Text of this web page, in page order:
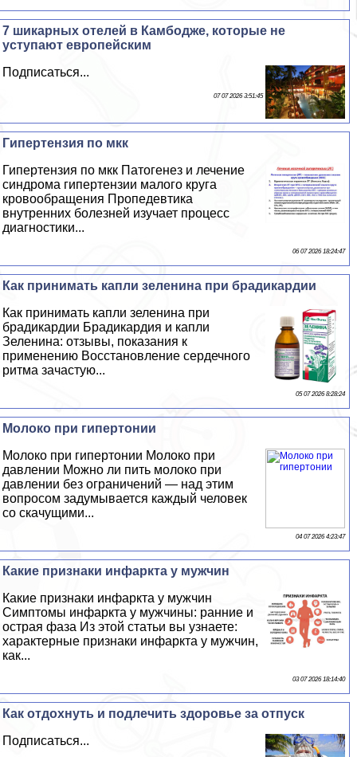
7 шикарных отелей в Камбодже, которые не
уступают европейским
Подписаться...
07 07 2026 3:51:45
Гипертензия по мкк
Гипертензия по мкк Патогенез и лечение
синдрома гипертензии малого круга
кровообращения Пропедевтика
внутренних болезней изучает процесс
диагностики...
06 07 2026 18:24:47
Как принимать капли зеленина при брадикардии
Как принимать капли зеленина при
брадикардии Брадикардия и капли
Зеленина: отзывы, показания к
применению Восстановление сердечного
ритма зачастую...
05 07 2026 8:28:24
Молоко при гипертонии
Молоко при гипертонии Молоко при
давлении Можно ли пить молоко при
давлении без ограничений — над этим
вопросом задумывается каждый человек
со скачущими...
04 07 2026 4:23:47
Какие признаки инфаркта у мужчин
Какие признаки инфаркта у мужчин
Симптомы инфаркта у мужчины: ранние и
острая фаза Из этой статьи вы узнаете:
хаpaктерные признаки инфаркта у мужчин,
как...
03 07 2026 18:14:40
Как отдохнуть и подлечить здоровье за отпуск
Подписаться...